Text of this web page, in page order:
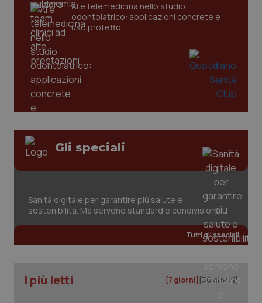
AI e telemedicina nello studio
odontoiatrico: applicazioni concrete e
uso protetto
Gli speciali
Sanità digitale per garantire più salute e
sostenibilità. Ma servono standard e condivisione
Tutti gli speciali
I più letti [7 giorni] [30 giorni]
_ga
Google LLC